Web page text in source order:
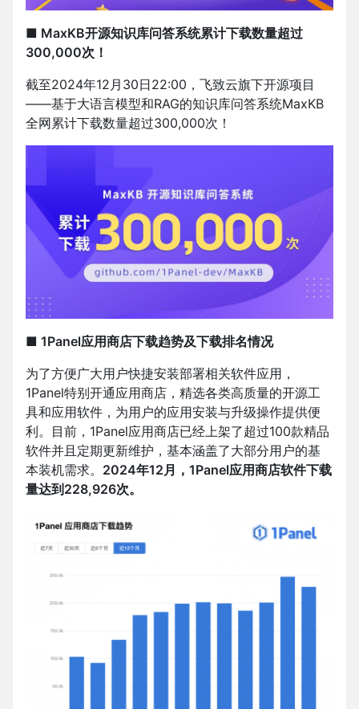
■ MaxKB开源知识库问答系统累计下载数量超过
300,000次！
截至2024年12月30日22:00，飞致云旗下开源项目
——基于大语言模型和RAG的知识库问答系统MaxKB
全网累计下载数量超过300,000次！
■ 1Panel应用商店下载趋势及下载排名情况
为了方便广大用户快捷安装部署相关软件应用，
1Panel特别开通应用商店，精选各类高质量的开源工
具和应用软件，为用户的应用安装与升级操作提供便
利。目前，1Panel应用商店已经上架了超过100款精品
软件并且定期更新维护，基本涵盖了大部分用户的基
本装机需求。 2024年12月，1Panel应用商店软件下载
量达到228,926次。